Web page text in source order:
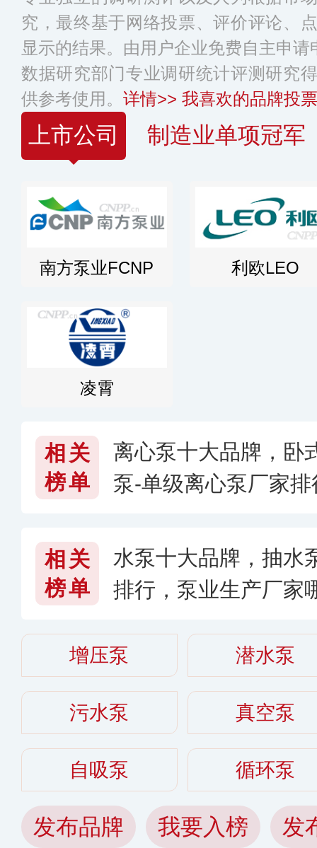
究，最终基于网络投票、评价评论、
显示的结果。由用户企业免费自主申
数据研究部门专业调研统计评测研究
供参考使用。 详情>> 我喜欢的品牌投
上市公司 制造业单项冠军
南方泵业FCNP 利欧LEO
凌霄
相关
榜单
离心泵十大品牌，卧
泵-单级离心泵厂家
相关
榜单
水泵十大品牌，抽水
排行，泵业生产厂家
增压泵 潜水泵
污水泵 真空泵
自吸泵 循环泵
发布品牌 我要入榜 发